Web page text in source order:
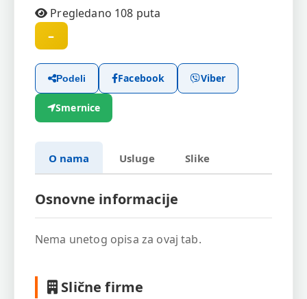
Pregledano 108 puta
–
Podeli Facebook Viber
Smernice
O nama Usluge Slike
Osnovne informacije
Nema unetog opisa za ovaj tab.
Slične firme